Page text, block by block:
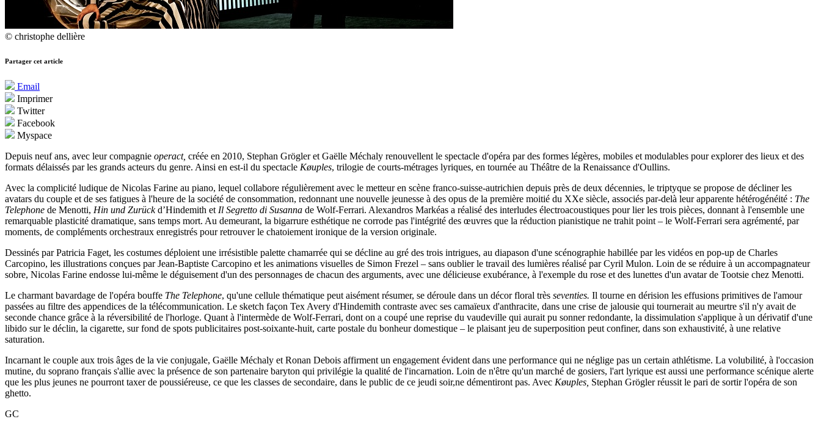
© christophe dellière
Partager cet article
Email
Imprimer
Twitter
Facebook
Myspace
Depuis neuf ans, avec leur compagnie operact, créée en 2010, Stephan Grögler et Gaëlle Méchaly renouvellent le spectacle d'opéra par des formes légères, mobiles et modulables pour explorer des lieux et des
formats délaissés par les grands acteurs du genre. Ainsi en est-il du spectacle Køuples, trilogie de courts-métrages lyriques, en tournée au Théâtre de la Renaissance d'Oullins.
Avec la complicité ludique de Nicolas Farine au piano, lequel collabore régulièrement avec le metteur en scène franco-suisse-autrichien depuis près de deux décennies, le triptyque se propose de décliner les
avatars du couple et de ses fatigues à l'heure de la société de consommation, redonnant une nouvelle jeunesse à des opus de la première moitié du XXe siècle, associés par-delà leur apparente hétérogénéité : The
Telephone de Menotti, Hin und Zurückd’Hindemith et Il Segretto di Susanna de Wolf-Ferrari. Alexandros Markéas a réalisé des interludes électroacoustiques pour lier les trois pièces, donnant à l'ensemble une
remarquable plasticité dramatique, sans temps mort. Au demeurant, la bigarrure esthétique ne corrode pas l'intégrité des œuvres que la réduction pianistique ne trahit point – le Wolf-Ferrari sera agrémenté, par
moments, de compléments orchestraux enregistrés pour retrouver le chatoiement ironique de la version originale.
Dessinés par Patricia Faget, les costumes déploient une irrésistible palette chamarrée qui se décline au gré des trois intrigues, au diapason d'une scénographie habillée par les vidéos en pop-up de Charles
Carcopino, les illustrations conçues par Jean-Baptiste Carcopino et les animations visuelles de Simon Frezel – sans oublier le travail des lumières réalisé par Cyril Mulon. Loin de se réduire à un accompagnateur
sobre, Nicolas Farine endosse lui-même le déguisement d'un des personnages de chacun des arguments, avec une délicieuse exubérance, à l'exemple du rose et des lunettes d'un avatar de Tootsie chez Menotti.
Le charmant bavardage de l'opéra bouffe The Telephone, qu'une cellule thématique peut aisément résumer, se déroule dans un décor floral très seventies. Il tourne en dérision les effusions primitives de l'amour
passées au filtre des appendices de la télécommunication. Le sketch façon Tex Avery d'Hindemith contraste avec ses camaïeux d'anthracite, dans une crise de jalousie qui tournerait au meurtre s'il n'y avait de
seconde chance grâce à la réversibilité de l'horloge. Quant à l'intermède de Wolf-Ferrari, dont on a coupé une reprise du vaudeville qui aurait pu sonner redondante, la dissimulation s'applique à un dérivatif d'une
libido sur le déclin, la cigarette, sur fond de spots publicitaires post-soixante-huit, carte postale du bonheur domestique – le plaisant jeu de superposition peut confiner, dans son exhaustivité, à une relative
saturation.
Incarnant le couple aux trois âges de la vie conjugale, Gaëlle Méchaly et Ronan Debois affirment un engagement évident dans une performance qui ne néglige pas un certain athlétisme. La volubilité, à l'occasion
mutine, du soprano français s'allie avec la présence de son partenaire baryton qui privilégie la qualité de l'incarnation. Loin de n'être qu'un marché de gosiers, l'art lyrique est aussi une performance scénique alerte
que les plus jeunes ne pourront taxer de poussiéreuse, ce que les classes de secondaire, dans le public de ce jeudi soir,ne démentiront pas. Avec Køuples, Stephan Grögler réussit le pari de sortir l'opéra de son
ghetto.
GC